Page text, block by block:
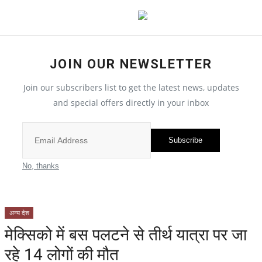
बिलासपुर संभाग
दुर्ग संभाग
बस्तर संभाग
JOIN OUR NEWSLETTER
Join our subscribers list to get the latest news, updates
and special offers directly in your inbox
Subscribe
No, thanks
अन्य देश
मेक्सिको में बस पलटने से तीर्थ यात्रा पर जा
रहे 14 लोगों की मौत